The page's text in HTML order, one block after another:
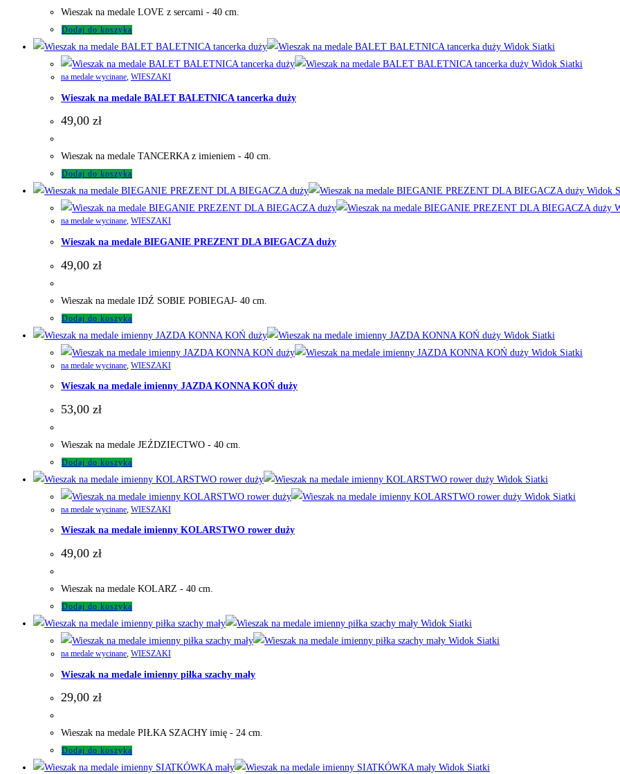
Wieszak na medale LOVE z sercami - 40 cm.
Dodaj do koszyka
Widok Siatki
Widok Siatki
na medale wycinane, WIESZAKI
Wieszak na medale BALET BALETNICA tancerka duży
49,00 zł
Wieszak na medale TANCERKA z imieniem - 40 cm.
Dodaj do koszyka
Widok
na medale wycinane, WIESZAKI
Wieszak na medale BIEGANIE PREZENT DLA BIEGACZA duży
49,00 zł
Wieszak na medale IDŹ SOBIE POBIEGAJ- 40 cm.
Dodaj do koszyka
Widok Siatki
Widok Siatki
na medale wycinane WIESZAKI
Wieszak na medale imienny JAZDA KONNA KOŃ duży
53,00 zł
Wieszak na medale JEŹDZIECTWO - 40 cm.
Dodaj do koszyka
Widok Siatki
Widok Siatki
na medale wycinane, WIESZAKI
Wieszak na medale imienny KOLARSTWO rower duży
49,00 zł
Wieszak na medale KOLARZ - 40 cm.
Dodaj do koszyka
Widok Siatki
Widok Siatki
na medale wycinane, WIESZAKI
Wieszak na medale imienny piłka szachy mały
29,00 zł
Wieszak na medale PIŁKA SZACHY imię - 24 cm.
Dodaj do koszyka
Widok Siatki